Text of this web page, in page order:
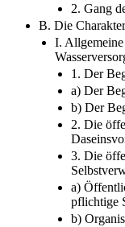
2. Gang
B. Die
I.
1. Der
a) Der
b) Der
2. Die
3. Die
a)
pflichtige
b)